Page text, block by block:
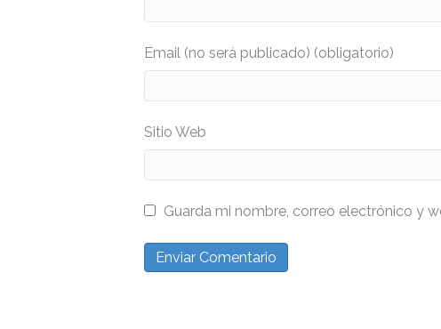
Email (no será publicado) (obligatorio)
Sitio Web
Guarda mi nombre, correo electrónico y